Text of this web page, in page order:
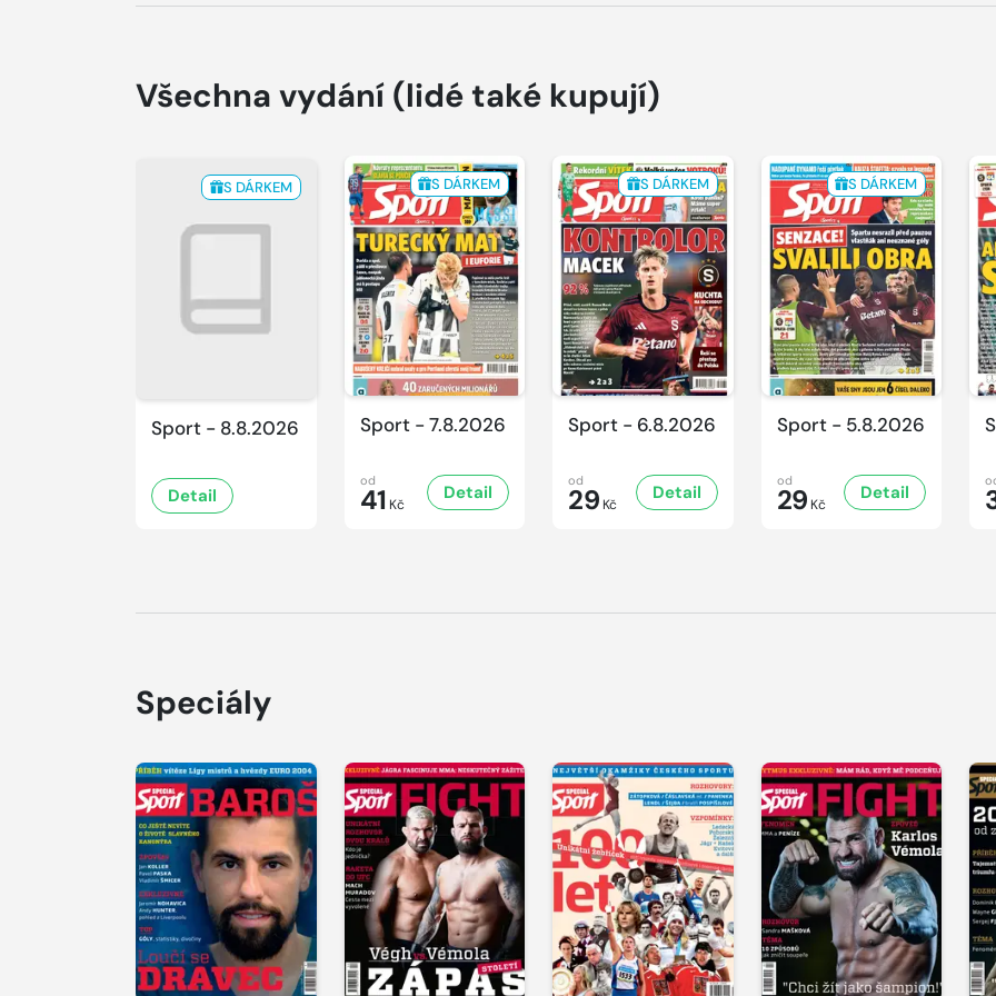
Všechna vydání (lidé také kupují)
S DÁRKEM
Sport - 8.8.2026
Detail
S DÁRKEM
Sport - 7.8.2026
od
41 Kč
Detail
S DÁRKEM
Sport - 6.8.2026
od
29 Kč
Detail
S DÁRKEM
Sport - 5.8.2026
od
29 Kč
Detail
Speciály